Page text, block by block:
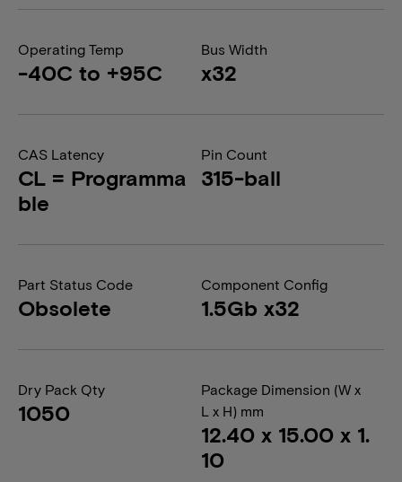
Operating Temp
-40C to +95C
Bus Width
x32
CAS Latency
CL = Programma
ble
Pin Count
315-ball
Part Status Code
Obsolete
Component Config
1.5Gb x32
Dry Pack Qty
1050
Package Dimension (W x
L x H) mm
12.40 x 15.00 x 1.
10